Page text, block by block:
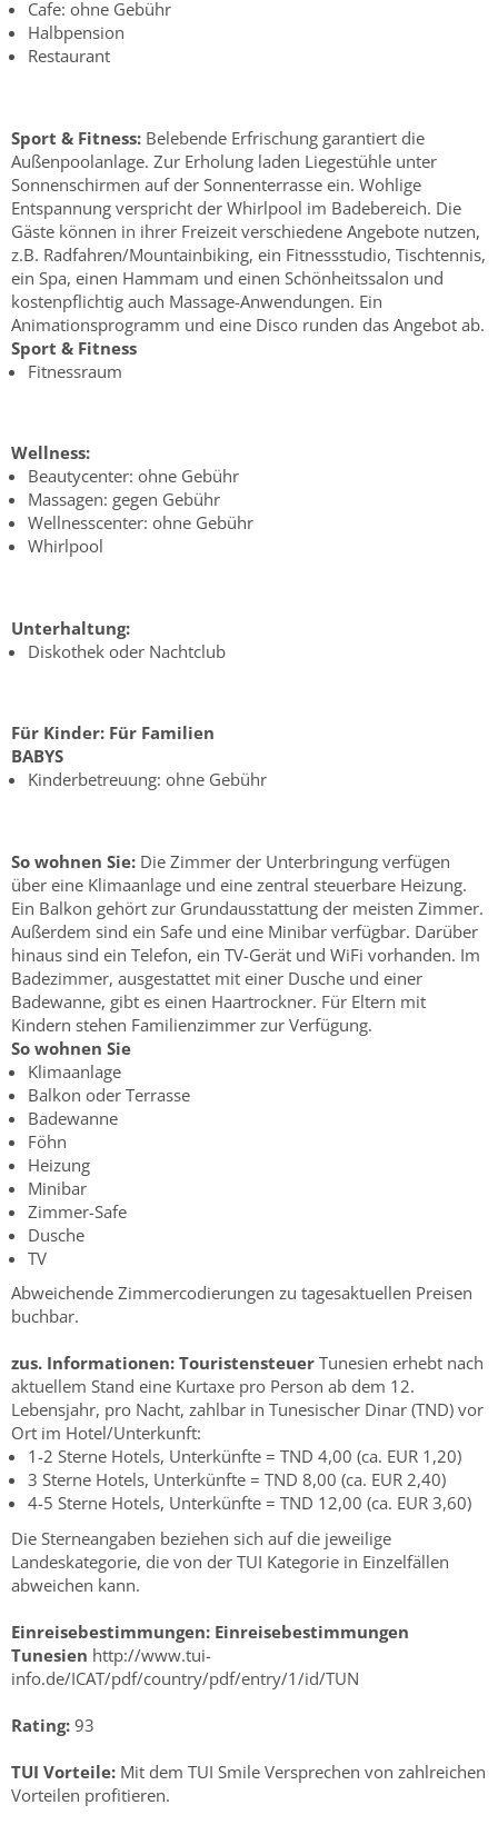
Cafe: ohne Gebühr
Halbpension
Restaurant
Sport & Fitness: Belebende Erfrischung garantiert die
Außenpoolanlage. Zur Erholung laden Liegestühle unter
Sonnenschirmen auf der Sonnenterrasse ein. Wohlige
Entspannung verspricht der Whirlpool im Badebereich. Die
Gäste können in ihrer Freizeit verschiedene Angebote nutzen,
z.B. Radfahren/Mountainbiking, ein Fitnessstudio, Tischtennis,
ein Spa, einen Hammam und einen Schönheitssalon und
kostenpflichtig auch Massage-Anwendungen. Ein
Animationsprogramm und eine Disco runden das Angebot ab.
Sport & Fitness
Fitnessraum
Wellness:
Beautycenter: ohne Gebühr
Massagen: gegen Gebühr
Wellnesscenter: ohne Gebühr
Whirlpool
Unterhaltung:
Diskothek oder Nachtclub
Für Kinder: Für Familien
BABYS
Kinderbetreuung: ohne Gebühr
So wohnen Sie: Die Zimmer der Unterbringung verfügen
über eine Klimaanlage und eine zentral steuerbare Heizung.
Ein Balkon gehört zur Grundausstattung der meisten Zimmer.
Außerdem sind ein Safe und eine Minibar verfügbar. Darüber
hinaus sind ein Telefon, ein TV-Gerät und WiFi vorhanden. Im
Badezimmer, ausgestattet mit einer Dusche und einer
Badewanne, gibt es einen Haartrockner. Für Eltern mit
Kindern stehen Familienzimmer zur Verfügung.
So wohnen Sie
Klimaanlage
Balkon oder Terrasse
Badewanne
Föhn
Heizung
Minibar
Zimmer-Safe
Dusche
TV
Abweichende Zimmercodierungen zu tagesaktuellen Preisen
buchbar.
zus. Informationen: Touristensteuer Tunesien erhebt nach
aktuellem Stand eine Kurtaxe pro Person ab dem 12.
Lebensjahr, pro Nacht, zahlbar in Tunesischer Dinar (TND) vor
Ort im Hotel/Unterkunft:
1-2 Sterne Hotels, Unterkünfte = TND 4,00 (ca. EUR 1,20)
3 Sterne Hotels, Unterkünfte = TND 8,00 (ca. EUR 2,40)
4-5 Sterne Hotels, Unterkünfte = TND 12,00 (ca. EUR 3,60)
Die Sterneangaben beziehen sich auf die jeweilige
Landeskategorie, die von der TUI Kategorie in Einzelfällen
abweichen kann.
Einreisebestimmungen: Einreisebestimmungen
Tunesien http://www.tui-
info.de/ICAT/pdf/country/pdf/entry/1/id/TUN
Rating: 93
TUI Vorteile: Mit dem TUI Smile Versprechen von zahlreichen
Vorteilen profitieren.